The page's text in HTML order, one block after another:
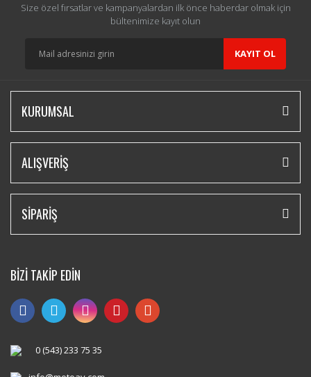
Size özel fırsatlar ve kampanyalardan ilk önce haberdar olmak için
bültenimize kayıt olun
KAYIT OL
KURUMSAL
ALIŞVERİŞ
SİPARİŞ
BİZİ TAKİP EDİN
0 (543) 233 75 35